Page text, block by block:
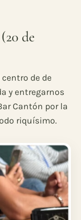
de
de de
y entregarnos
Cantón por la
riquísimo.